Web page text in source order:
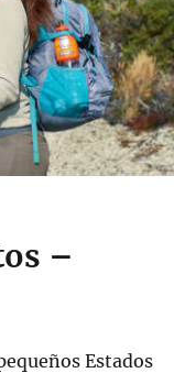
–
Estados